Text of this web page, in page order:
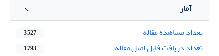
آمار
تعداد مشاهده مقاله
3,527
تعداد دریافت فایل اصل مقاله 1,793